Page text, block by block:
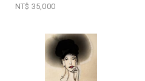
NT$ 35,000